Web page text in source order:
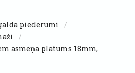
piederumi
asmeņa platums 18mm,